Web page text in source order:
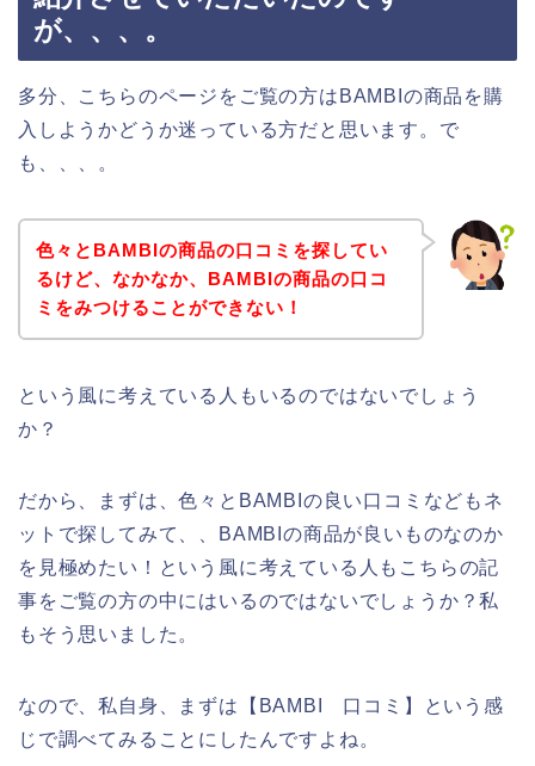
が、、、。
多分、こちらのページをご覧の方はBAMBIの商品を購
入しようかどうか迷っている方だと思います。で
も、、、。
色々とBAMBIの商品の口コミを探してい
るけど、なかなか、BAMBIの商品の口コ
ミをみつけることができない！
という風に考えている人もいるのではないでしょう
か？
だから、まずは、色々とBAMBIの良い口コミなどもネ
ットで探してみて、、BAMBIの商品が良いものなのか
を見極めたい！という風に考えている人もこちらの記
事をご覧の方の中にはいるのではないでしょうか？私
もそう思いました。
なので、私自身、まずは【BAMBI 口コミ】という感
じで調べてみることにしたんですよね。